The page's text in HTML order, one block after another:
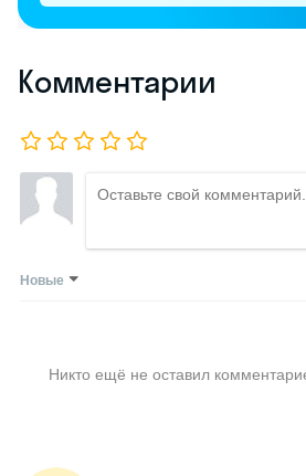
Комментарии
Новые
Никто ещё не оставил